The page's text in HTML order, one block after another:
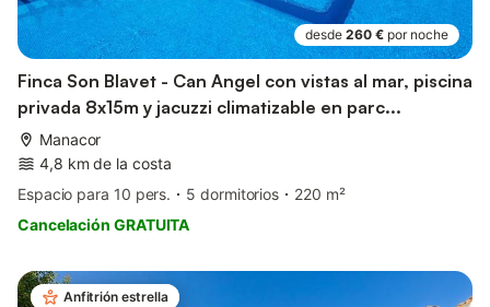
desde 260 € por noche
Finca Son Blavet - Can Angel con vistas al mar, piscina
privada 8x15m y jacuzzi climatizable en parc...
Manacor
4,8 km de la costa
Espacio para 10 pers.
5 dormitorios
220 m²
Cancelación GRATUITA
Anfitrión estrella